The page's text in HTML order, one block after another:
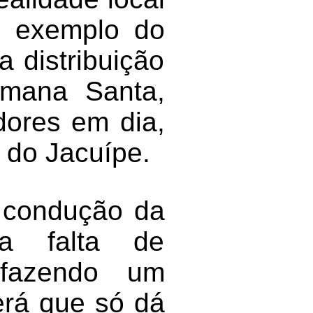
do
distribuição
Santa,
em dia,
Jacuípe.
da
a falta de
um
que só dá